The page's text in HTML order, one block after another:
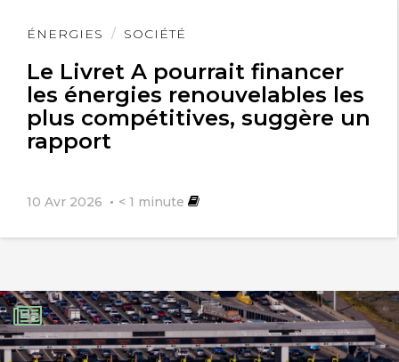
ÉNERGIES SOCIÉTÉ
Le Livret A pourrait financer
les énergies renouvelables les
plus compétitives, suggère un
rapport
10 Avr 2026 < 1 minute
Lire